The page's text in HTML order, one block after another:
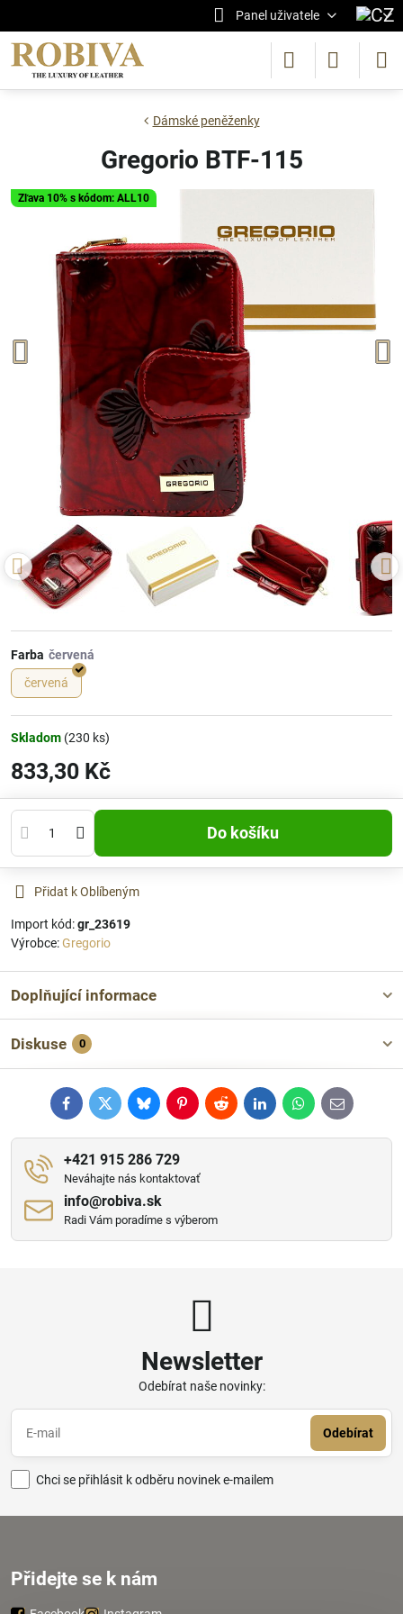
Panel uživatele
Zľava 10% s kódom: ALL10
Dámské peněženky
Gregorio BTF-115
Farba
červená
Skladom (230 ks)
833,30 Kč
Do košíku
Přidat k Oblíbeným
Import kód:gr_23619
Výrobce:Gregorio
Doplňující informace
Diskuse 0
FacebookTwitterBlueskyPinterestRedditLinkedInWhatsApp
E-
mail
+421 915 286 729
Neváhajte nás kontaktovať
info​@robiva​.sk
Radi Vám poradíme s výberom
Newsletter
Odebírat naše novinky:
Odebírat
Chci se přihlásit k odběru novinek e-mailem
Přidejte se k nám